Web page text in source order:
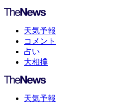
天気予報
コメント
占い
大相撲
天気予報